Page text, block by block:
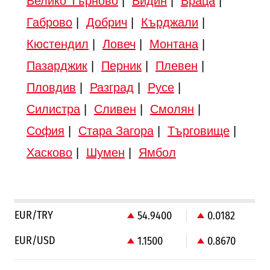
Габрово| Добрич Кърджали
Кюстендил
Ловеч Монтана|
Пазарджик| Перник| Плевен
Пловдив
Разград Русе|
Силистра| Сливен Смолян
София
Стара Загора| Търговище|
Хасково| Шумен Ямбол
EUR/TRY 54.9400
0.0182
EUR/USD
1.1500 0.8670